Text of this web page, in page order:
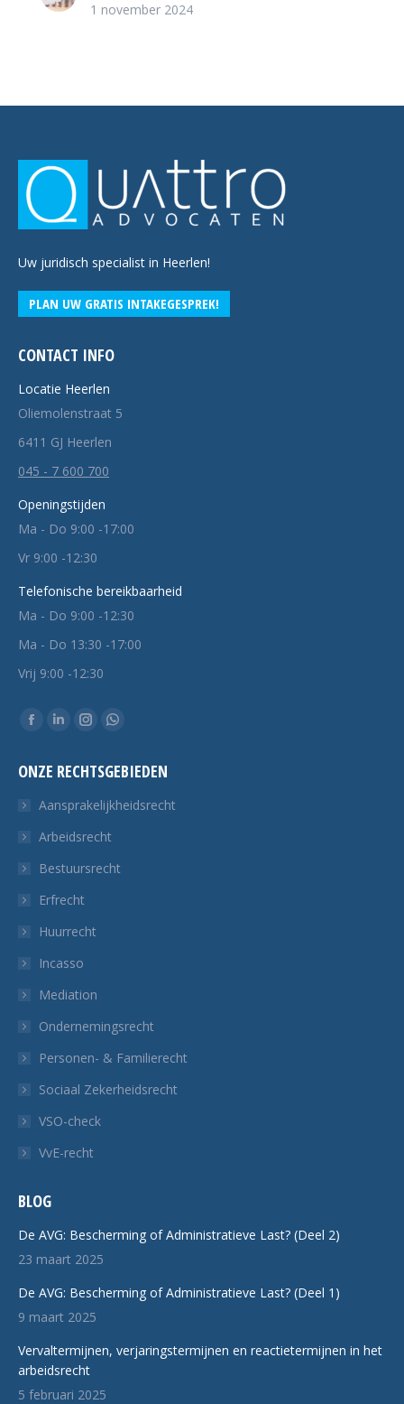
1 november 2024
Uw juridisch specialist in Heerlen!
PLAN UW GRATIS INTAKEGESPREK!
CONTACT INFO
Locatie Heerlen
Oliemolenstraat 5
6411 GJ Heerlen
045 - 7 600 700
Openingstijden
Ma - Do 9:00 -17:00
Vr 9:00 -12:30
Telefonische bereikbaarheid
Ma - Do 9:00 -12:30
Ma - Do 13:30 -17:00
Vrij 9:00 -12:30
Vind ons op:
Facebook
opent
nieuw
tabblad
Linkedin
opent
in
nieuw
tabblad
Instagram
opent
in
nieuw
tabblad
Whatsapp
opent
in
tabblad
ONZE RECHTSGEBIEDEN
Aansprakelijkheidsrecht
Arbeidsrecht
Bestuursrecht
Erfrecht
Huurrecht
Incasso
Mediation
Ondernemingsrecht
Personen- & Familierecht
Sociaal Zekerheidsrecht
VSO-check
VvE-recht
BLOG
De AVG: Bescherming of Administratieve Last? (Deel 2)
23 maart 2025
De AVG: Bescherming of Administratieve Last? (Deel 1)
9 maart 2025
Vervaltermijnen, verjaringstermijnen en reactietermijnen in het
arbeidsrecht
5 februari 2025